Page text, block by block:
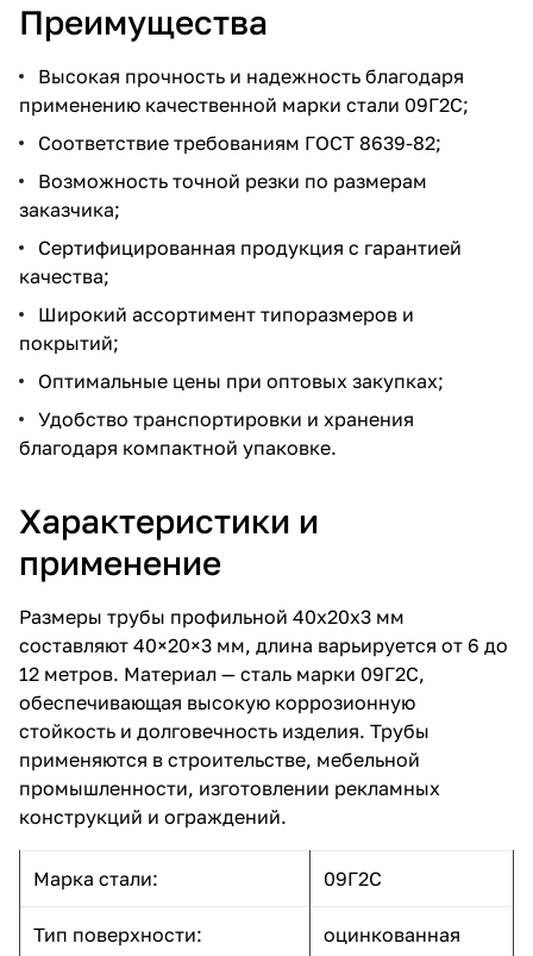
Преимущества
Высокая прочность и надежность благодаря
применению качественной марки стали 09Г2С;
Соответствие требованиям ГОСТ 8639-82;
Возможность точной резки по размерам
заказчика;
Сертифицированная продукция с гарантией
качества;
Широкий ассортимент типоразмеров и
покрытий;
Оптимальные цены при оптовых закупках;
Удобство транспортировки и хранения
благодаря компактной упаковке.
Характеристики и
применение
Размеры трубы профильной 40х20х3 мм
составляют 40×20×3 мм, длина варьируется от 6 до
12 метров. Материал — сталь марки 09Г2С,
обеспечивающая высокую коррозионную
стойкость и долговечность изделия. Трубы
применяются в строительстве, мебельной
промышленности, изготовлении рекламных
конструкций и ограждений.
Марка стали: 09Г2С
Тип поверхности: оцинкованная